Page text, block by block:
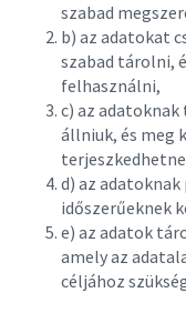
szabad
b) az adatokat
szabad tárolni,
felhasználni,
c) az
állniuk, és meg
d) az adatoknak
időszerűeknek
e) az adatok
amely az
céljához